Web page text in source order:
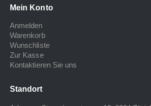
Mein Konto
Anmelden
Warenkorb
Wunschliste
Zur Kasse
Kontaktieren Sie uns
Standort